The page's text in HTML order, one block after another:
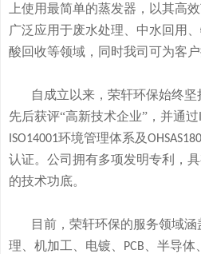
上使用最简单的蒸发器， 以其高
广泛应用于废水处理、中水回用
酸回收等领域， 同时我司可为客
自成立以来，荣轩环保始终坚
先后获评“高新技术企业”，并通过
ISO14001环境管理体系及
认证。公司拥有多项发明专利，
的技术功底。
目前，荣轩环保的服务领域
理、机加工、电镀、
PCB
、半导